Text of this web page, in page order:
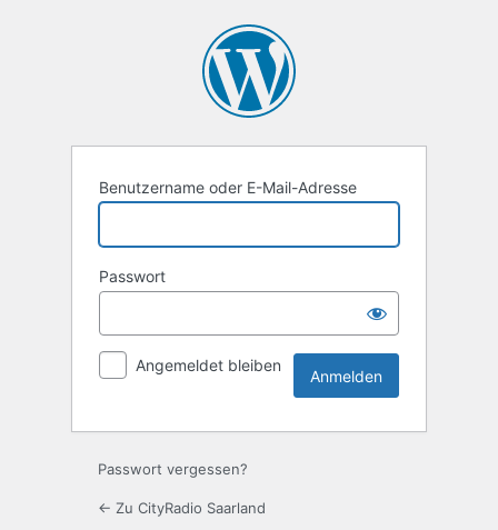
Benutzername oder E-Mail-Adresse
Passwort
Angemeldet bleiben
Passwort vergessen?
← Zu CityRadio Saarland